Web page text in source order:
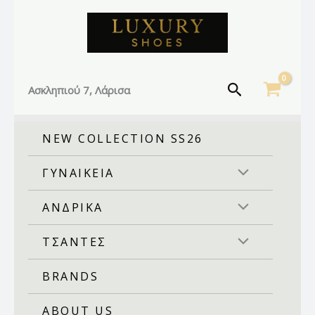
Ασκληπιού 7, Λάρισα Αναζήτηση
NEW COLLECTION SS26
ΓΥΝΑΙΚΕΙΑ
ΑΝΔΡΙΚΑ
ΤΣΑΝΤΕΣ
BRANDS
ABOUT US